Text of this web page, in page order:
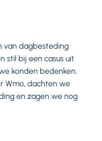
van dagbesteding
stil bij een casus uit
konden bedenken.
Wmo, dachten we
en zagen we nog